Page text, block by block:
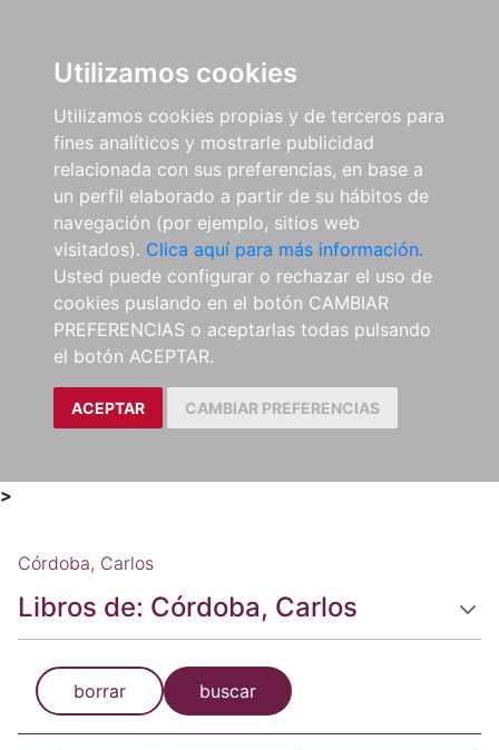
Utilizamos cookies
Utilizamos cookies propias y de terceros para
fines analíticos y mostrarle publicidad
relacionada con sus preferencias, en base a
un perfil elaborado a partir de su hábitos de
navegación (por ejemplo, sitios web
visitados). Clica aquí para más información.
Usted puede configurar o rechazar el uso de
cookies puslando en el botón CAMBIAR
PREFERENCIAS o aceptarlas todas pulsando
el botón ACEPTAR.
ACEPTAR CAMBIAR PREFERENCIAS
>
Córdoba, Carlos
Libros de: Córdoba, Carlos
borrar buscar